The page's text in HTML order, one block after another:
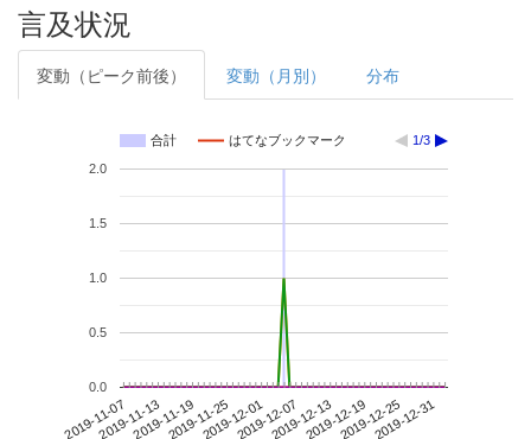
言及状況
変動（ピーク前後） 変動（月別） 分布
合計 はてなブックマーク 1/3
2019-11-072019-11-132019-11-192019-11-252019-12-012019-12-072019-12-132019-12-192019-12-252019-12-31
0.0
0.5
1.0
1.5
2.0